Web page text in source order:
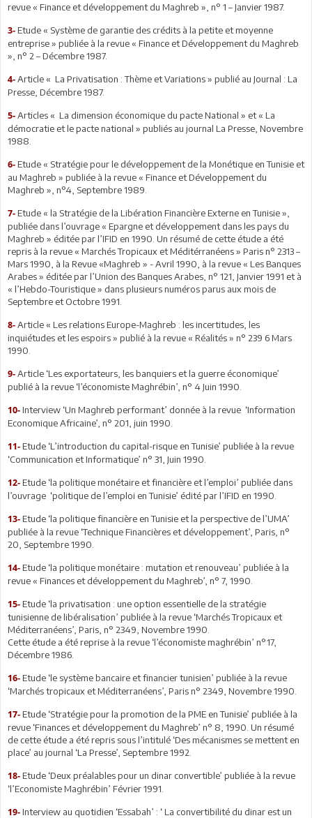
revue « Finance et développement du Maghreb », n° 1 – Janvier 1987.
3- Etude « Système de garantie des crédits à la petite et moyenne
entreprise » publiée à la revue « Finance et Développement du Maghreb
», n° 2 – Décembre 1987.
4- Article « La Privatisation : Thème et Variations » publié au Journal : La
Presse, Décembre 1987.
5- Articles « La dimension économique du pacte National » et « La
démocratie et le pacte national » publiés au journal La Presse, Novembre
1988.
6- Etude « Stratégie pour le développement de la Monétique en Tunisie et
au Maghreb » publiée à la revue « Finance et Développement du
Maghreb », n°4, Septembre 1989.
7- Etude « la Stratégie de la Libération Financière Externe en Tunisie »,
publiée dans l’ouvrage « Epargne et développement dans les pays du
Maghreb » éditée par l’IFID en 1990. Un résumé de cette étude a été
repris à la revue « Marchés Tropicaux et Méditérranéens » Paris n° 2313 –
Mars 1990, à la Revue «Maghreb » - Avril 1990, à la revue « Les Banques
Arabes » éditée par l’Union des Banques Arabes, n° 121, Janvier 1991 et à
« l’Hebdo-Touristique » dans plusieurs numéros parus aux mois de
Septembre et Octobre 1991.
8- Article « Les relations Europe-Maghreb : les incertitudes, les
inquiétudes et les espoirs » publié à la revue « Réalités » n° 239 6 Mars
1990.
9- Article ‘Les exportateurs, les banquiers et la guerre économique’
publié à la revue ‘l’économiste Maghrébin’, n° 4 Juin 1990.
10- Interview ‘Un Maghreb performant’ donnée à la revue ‘Information
Economique Africaine’, n° 201, juin 1990.
11- Etude ‘L’introduction du capital-risque en Tunisie’ publiée à la revue
‘Communication et Informatique’ n° 31, Juin 1990.
12- Etude ‘la politique monétaire et financière et l’emploi’ publiée dans
l’ouvrage ‘politique de l’emploi en Tunisie’ édité par l’IFID en 1990.
13- Etude ‘la politique financière en Tunisie et la perspective de l’UMA’
publiée à la revue ‘Technique Financières et développement’, Paris, n°
20, Septembre 1990.
14- Etude ‘la politique monétaire : mutation et renouveau’ publiée à la
revue « Finances et développement du Maghreb’, n° 7, 1990.
15- Etude ‘la privatisation : une option essentielle de la stratégie
tunisienne de libéralisation’ publiée à la revue ‘Marchés Tropicaux et
Méditerranéens’, Paris, n° 2349, Novembre 1990.
Cette étude a été reprise à la revue ‘l’économiste maghrébin’ n°17,
Décembre 1986.
16- Etude ‘le système bancaire et financier tunisien’ publiée à la revue
‘Marchés tropicaux et Méditerranéens’, Paris n° 2349, Novembre 1990.
17- Etude ‘Stratégie pour la promotion de la PME en Tunisie’ publiée à la
revue ‘Finances et développement du Maghreb’ n° 8, 1990. Un résumé
de cette étude a été repris sous l’intitulé ‘Des mécanismes se mettent en
place’ au journal ‘La Presse’, Septembre 1992.
18- Etude ‘Deux préalables pour un dinar convertible’ publiée à la revue
‘l’Economiste Maghrébin’ Février 1991.
19- Interview au quotidien ‘Essabah’ : ‘ La convertibilité du dinar est un